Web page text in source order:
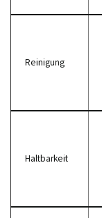
Reinigung
Haltbarkeit